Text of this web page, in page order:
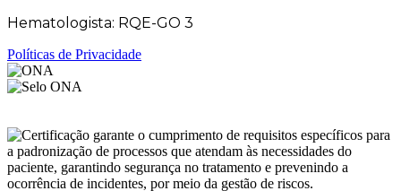
Hematologista: RQE-GO 3
Políticas de Privacidade